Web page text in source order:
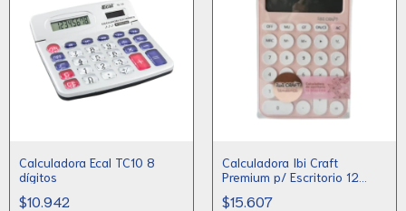
Calculadora Ecal TC10 8
dígitos
$10.942
Calculadora Ibi Craft
Premium p/ Escritorio 12
$15.607